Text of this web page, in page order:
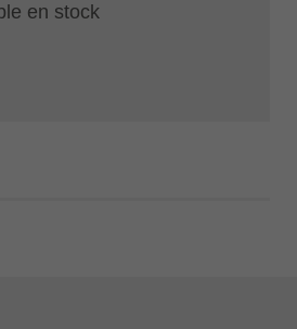
en stock